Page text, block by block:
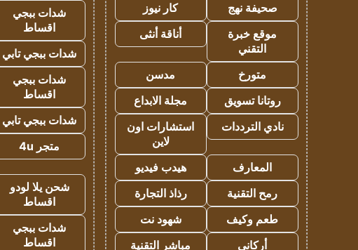
صحيفة نهج
كار نيوز
موقع خبرة
التقني
أناقة أنثى
متورخ
مدسن
روتانا تسويق
مجلة الابداع
نادي الترددات
استشارات اون
لاين
المعارف
هيدب فيديو
رمح التقنية
رذاذ التجارة
طعم وكيف
شهود نت
أركاني
مباشر التقنية
شدات ببجي
اقساط
شدات ببجي تابي
شدات ببجي
اقساط
شدات ببجي تابي
متجر 4u
شحن يلا لودو
اقساط
شدات ببجي
اقساط